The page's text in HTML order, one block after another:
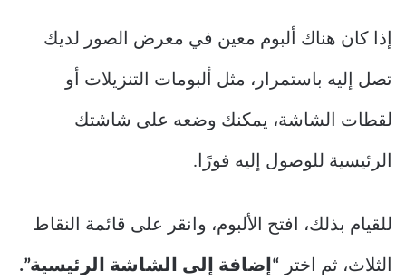
إذا كان هناك ألبوم معين في معرض الصور لديك
تصل إليه باستمرار، مثل ألبومات التنزيلات أو
لقطات الشاشة، يمكنك وضعه على شاشتك
الرئيسية للوصول إليه فورًا.
للقيام بذلك، افتح الألبوم، وانقر على قائمة النقاط
الثلاث، ثم اختر “إضافة إلى الشاشة الرئيسية”.